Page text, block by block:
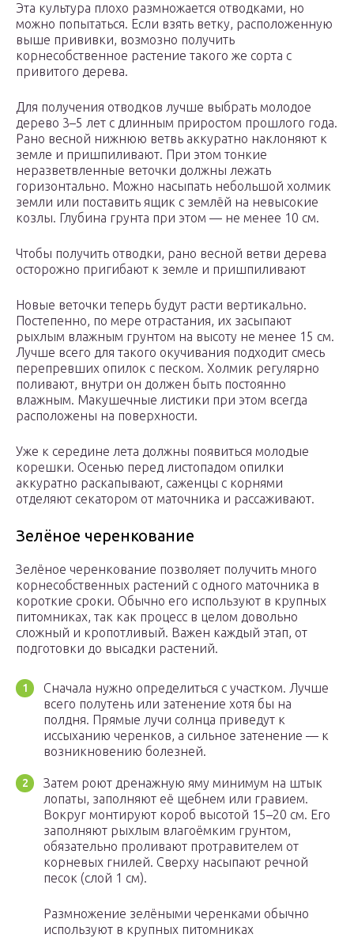
Эта культура плохо размножается отводками, но
можно попытаться. Если взять ветку, расположенную
выше прививки, возмозно получить
корнесобственное растение такого же сорта с
привитого дерева.
Для получения отводков лучше выбрать молодое
дерево 3–5 лет с длинным приростом прошлого года.
Рано весной нижнюю ветвь аккуратно наклоняют к
земле и пришпиливают. При этом тонкие
неразветвленные веточки должны лежать
горизонтально. Можно насыпать небольшой холмик
земли или поставить ящик с землёй на невысокие
козлы. Глубина грунта при этом — не менее 10 см.
Чтобы получить отводки, рано весной ветви дерева
осторожно пригибают к земле и пришпиливают
Новые веточки теперь будут расти вертикально.
Постепенно, по мере отрастания, их засыпают
рыхлым влажным грунтом на высоту не менее 15 см.
Лучше всего для такого окучивания подходит смесь
перепревших опилок с песком. Холмик регулярно
поливают, внутри он должен быть постоянно
влажным. Макушечные листики при этом всегда
расположены на поверхности.
Уже к середине лета должны появиться молодые
корешки. Осенью перед листопадом опилки
аккуратно раскапывают, саженцы с корнями
отделяют секатором от маточника и рассаживают.
Зелёное черенкование
Зелёное черенкование позволяет получить много
корнесобственных растений с одного маточника в
короткие сроки. Обычно его используют в крупных
питомниках, так как процесс в целом довольно
сложный и кропотливый. Важен каждый этап, от
подготовки до высадки растений.
Сначала нужно определиться с участком. Лучше
всего полутень или затенение хотя бы на
полдня. Прямые лучи солнца приведут к
иссыханию черенков, а сильное затенение — к
возникновению болезней.
Затем роют дренажную яму минимум на штык
лопаты, заполняют её щебнем или гравием.
Вокруг монтируют короб высотой 15–20 см. Его
заполняют рыхлым влагоёмким грунтом,
обязательно проливают протравителем от
корневых гнилей. Сверху насыпают речной
песок (слой 1 см).
Размножение зелёными черенками обычно
используют в крупных питомниках